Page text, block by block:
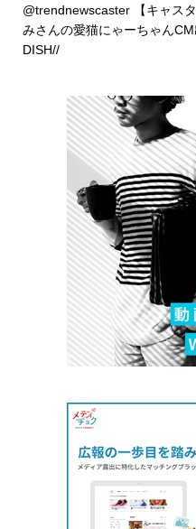
@trendnewscaster【キャス
みさんの愛猫にゃーちゃん
DISH//